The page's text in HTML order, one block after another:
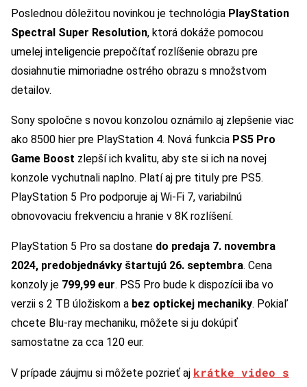
Poslednou dôležitou novinkou je technológia PlayStation
Spectral Super Resolution, ktorá dokáže pomocou
umelej inteligencie prepočítať rozlíšenie obrazu pre
dosiahnutie mimoriadne ostrého obrazu s množstvom
detailov.
Sony spoločne s novou konzolou oznámilo aj zlepšenie viac
ako 8500 hier pre PlayStation 4. Nová funkcia PS5 Pro
Game Boost zlepší ich kvalitu, aby ste si ich na novej
konzole vychutnali naplno. Platí aj pre tituly pre PS5.
PlayStation 5 Pro podporuje aj Wi-Fi 7, variabilnú
obnovovaciu frekvenciu a hranie v 8K rozlíšení.
PlayStation 5 Pro sa dostane do predaja 7. novembra
2024, predobjednávky štartujú 26. septembra. Cena
konzoly je 799,99 eur. PS5 Pro bude k dispozícii iba vo
verzii s 2 TB úložiskom a bez optickej mechaniky. Pokiaľ
chcete Blu-ray mechaniku, môžete si ju dokúpiť
samostatne za cca 120 eur.
V prípade záujmu si môžete pozrieť aj krátke video s